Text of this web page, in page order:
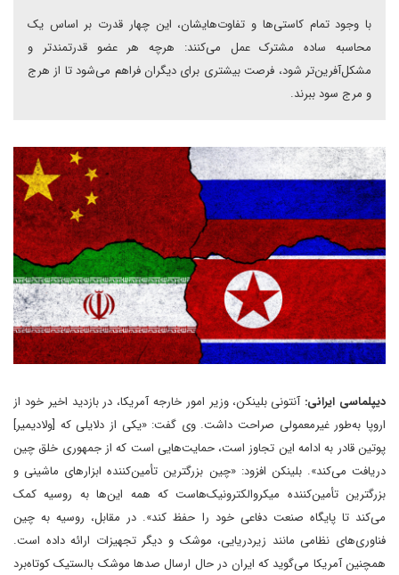
با وجود تمام کاستی‌ها و تفاوت‌هایشان، این چهار قدرت بر اساس یک
محاسبه ساده مشترک عمل می‌کنند: هرچه هر عضو قدرتمندتر و
مشکل‌آفرین‌تر شود، فرصت بیشتری برای دیگران فراهم می‌شود تا از هرج
و مرج سود ببرند.
دیپلماسی ایرانی: آنتونی بلینکن، وزیر امور خارجه آمریکا، در بازدید اخیر خود از
اروپا به‌طور غیرمعمولی صراحت داشت. وی گفت: «یکی از دلایلی که [ولادیمیر]
پوتین قادر به ادامه این تجاوز است، حمایت‌هایی است که از جمهوری خلق چین
دریافت می‌کند». بلینکن افزود: «چین بزرگترین تأمین‌کننده ابزارهای ماشینی و
بزرگترین تأمین‌کننده میکروالکترونیک‌هاست که همه این‌ها به روسیه کمک
می‌کند تا پایگاه صنعت دفاعی خود را حفظ کند». در مقابل، روسیه به چین
فناوری‌های نظامی مانند زیردریایی، موشک و دیگر تجهیزات ارائه داده است.
همچنین آمریکا می‌گوید که ایران در حال ارسال صدها موشک بالستیک کوتاه‌برد